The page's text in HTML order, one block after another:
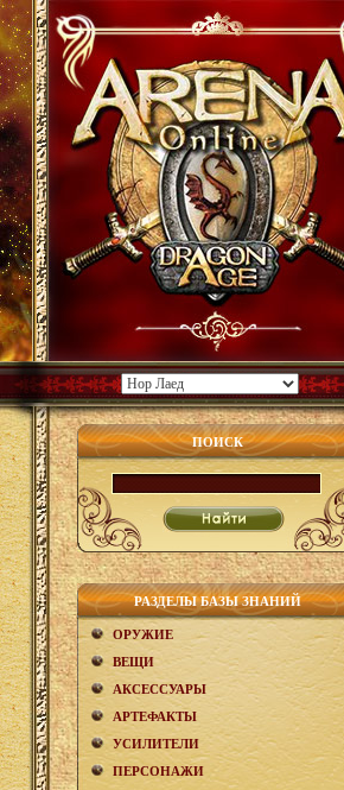
ПОИСК
РАЗДЕЛЫ БАЗЫ ЗНАНИЙ
ОРУЖИЕ
ВЕЩИ
АКCЕСCУАРЫ
АРТЕФАКТЫ
УСИЛИТЕЛИ
ПЕРСОНАЖИ